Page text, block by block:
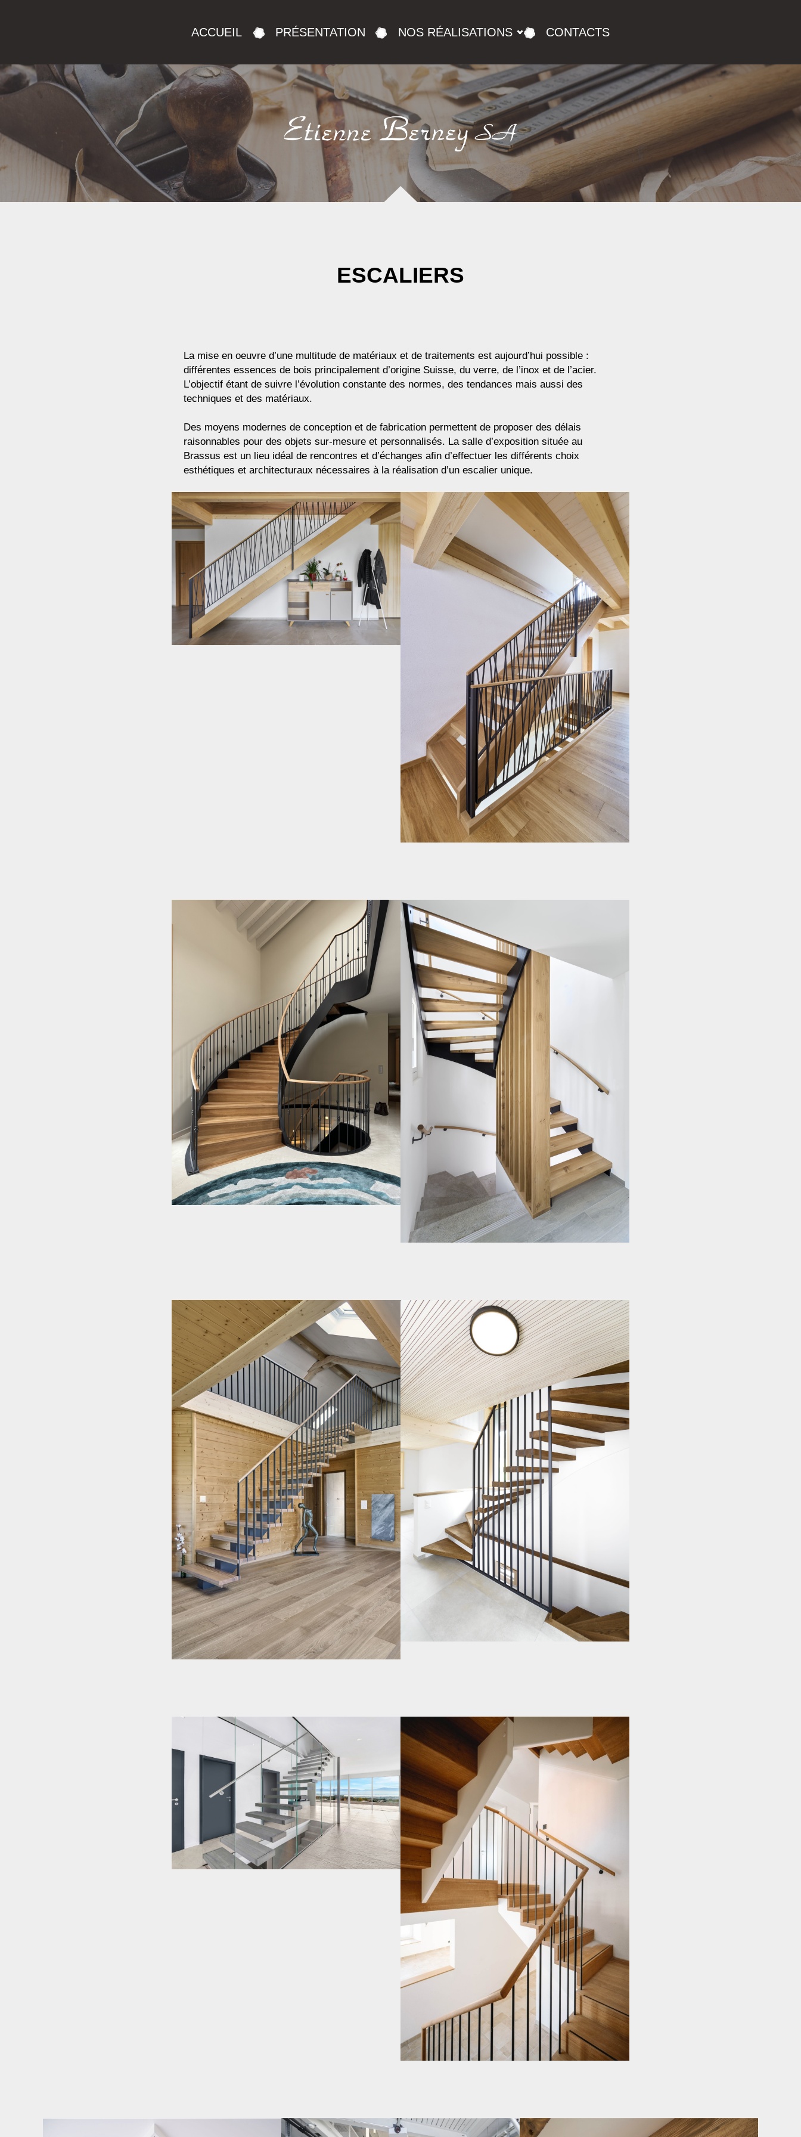
ACCUEIL PRÉSENTATION NOS RÉALISATIONS CONTACTS
ESCALIERS
La mise en oeuvre d’une multitude de matériaux et de traitements est aujourd’hui possible :
différentes essences de bois principalement d’origine Suisse, du verre, de l’inox et de l’acier.
L’objectif étant de suivre l’évolution constante des normes, des tendances mais aussi des
techniques et des matériaux.
Des moyens modernes de conception et de fabrication permettent de proposer des délais
raisonnables pour des objets sur-mesure et personnalisés. La salle d’exposition située au
Brassus est un lieu idéal de rencontres et d’échanges afin d’effectuer les différents choix
esthétiques et architecturaux nécessaires à la réalisation d’un escalier unique.